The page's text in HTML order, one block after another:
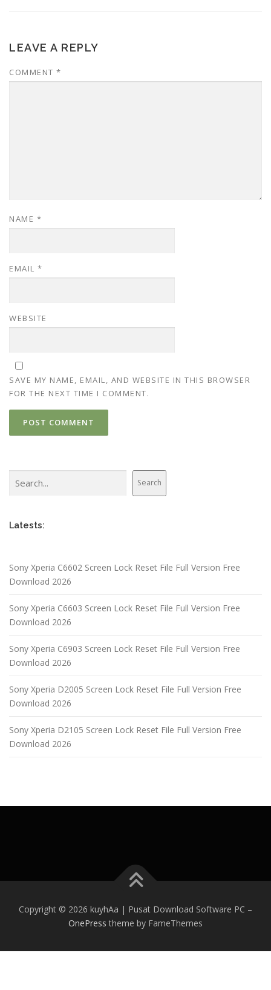
LEAVE A REPLY
COMMENT *
NAME *
EMAIL *
WEBSITE
SAVE MY NAME, EMAIL, AND WEBSITE IN THIS BROWSER
FOR THE NEXT TIME I COMMENT.
Search
Latests:
Sony Xperia C6602 Screen Lock Reset File Full Version Free
Download 2026
Sony Xperia C6603 Screen Lock Reset File Full Version Free
Download 2026
Sony Xperia C6903 Screen Lock Reset File Full Version Free
Download 2026
Sony Xperia D2005 Screen Lock Reset File Full Version Free
Download 2026
Sony Xperia D2105 Screen Lock Reset File Full Version Free
Download 2026
Copyright © 2026 kuyhAa | Pusat Download Software PC –
OnePress theme by FameThemes